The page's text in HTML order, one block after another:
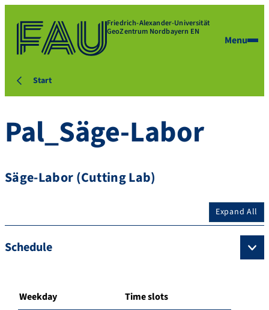
Friedrich-Alexander-Universität
GeoZentrum Nordbayern EN
Menu
Start
Pal_Säge-Labor
Säge-Labor (Cutting Lab)
Expand All
Schedule
Weekday Time slots